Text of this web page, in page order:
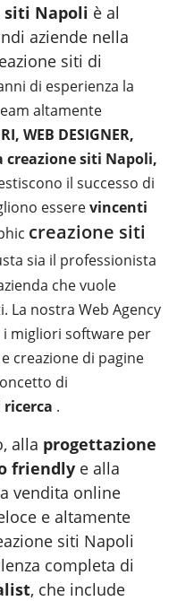
siti Napoli è al
aziende nella
siti di
di esperienza la
altamente
WEB DESIGNER,
creazione siti Napoli,
il successo di
esserevincenti
creazione siti
sia il professionista
che vuole
nostra Web Agency
migliori software per
creazione di pagine
di
.
alla progettazione
friendly e alla
vendita online
e altamente
siti Napoli
completa di
, che include